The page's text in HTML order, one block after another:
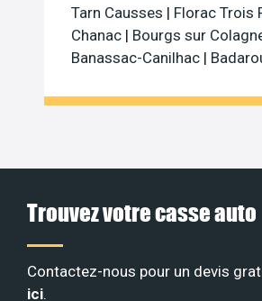
Tarn Causses | Florac Trois
Chanac | Bourgs sur
Banassac-Canilhac |
Trouvez votre casse auto
Contactez-nous pour un devis
ici.